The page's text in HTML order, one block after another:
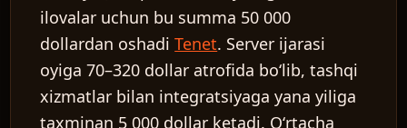
ilovalar uchun bu summa 50 000
dollardan oshadiTenet. Server ijarasi
oyiga 70–320 dollar atrofida boʻlib, tashqi
xizmatlar bilan integratsiyaga yana yiliga
taxminan 5 000 dollar ketadi. Oʻrtacha